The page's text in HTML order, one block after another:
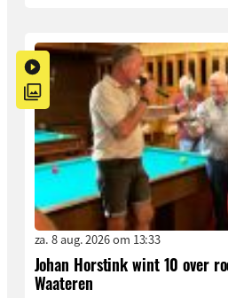
za. 8 aug. 2026 om 13:33
Johan Horstink wint 10 over
Waateren